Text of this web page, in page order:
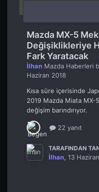
Mazda MX-5
Değişiklikleriye
Fark Yaratacak
İlhan Mazda Haberleri
Haziran 2018
Kısa süre içerisinde
2019 Mazda Miata MX-
değişim barındırıyor.
22 yanıt
TARAFINDAN
İlhan, 13